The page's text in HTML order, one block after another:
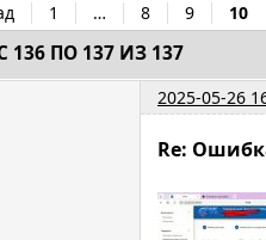
1 … 8 9 10
ПО 137 ИЗ 137
2025-05-26
Re: